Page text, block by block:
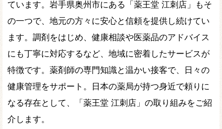
ています。岩手県奥州市にある「薬王堂 江刺店」もそ
の一つで、地元の方々に安心と信頼を提供し続けてい
ます。調剤をはじめ、健康相談や医薬品のアドバイス
にも丁寧に対応するなど、地域に密着したサービスが
特徴です。薬剤師の専門知識と温かい接客で、日々の
健康管理をサポート。日本の薬局が持つ身近で頼りに
なる存在として、「薬王堂 江刺店」の取り組みをご紹
介します。